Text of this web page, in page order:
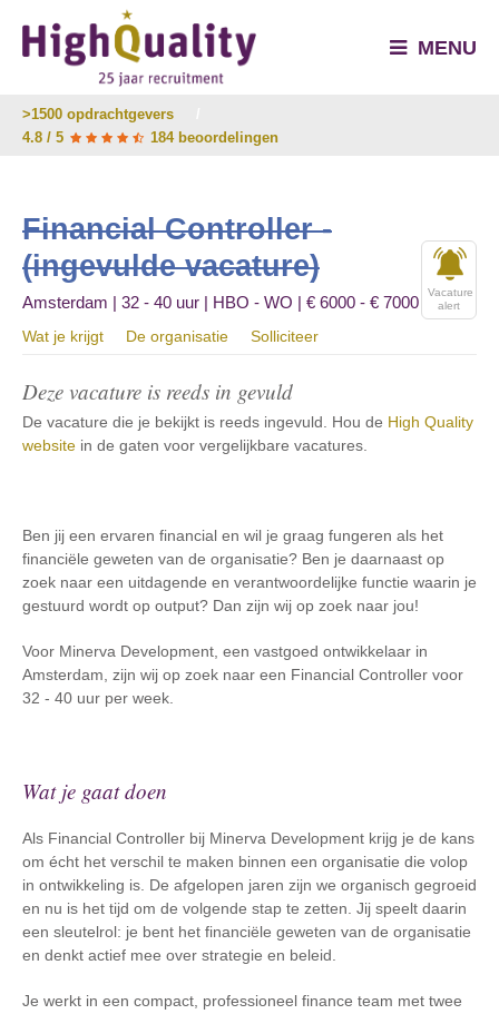
MENU
>1500 opdrachtgevers
4.8 / 5
184 beoordelingen
Financial Controller -
(ingevulde vacature)
Vacature
alert
Amsterdam | 32 - 40 uur | HBO - WO | € 6000 - € 7000
Wat je krijgt De organisatie Solliciteer
Deze vacature is reeds in gevuld
De vacature die je bekijkt is reeds ingevuld. Hou de High Quality
website in de gaten voor vergelijkbare vacatures.
Ben jij een ervaren financial en wil je graag fungeren als het
financiële geweten van de organisatie? Ben je daarnaast op
zoek naar een uitdagende en verantwoordelijke functie waarin je
gestuurd wordt op output? Dan zijn wij op zoek naar jou!
Voor Minerva Development, een vastgoed ontwikkelaar in
Amsterdam, zijn wij op zoek naar een Financial Controller voor
32 - 40 uur per week.
Wat je gaat doen
Als Financial Controller bij Minerva Development krijg je de kans
om écht het verschil te maken binnen een organisatie die volop
in ontwikkeling is. De afgelopen jaren zijn we organisch gegroeid
en nu is het tijd om de volgende stap te zetten. Jij speelt daarin
een sleutelrol: je bent het financiële geweten van de organisatie
en denkt actief mee over strategie en beleid.
Je werkt in een compact, professioneel finance team met twee